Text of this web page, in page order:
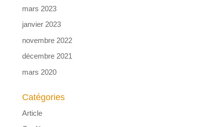
mars 2023
janvier 2023
novembre 2022
décembre 2021
mars 2020
Catégories
Article